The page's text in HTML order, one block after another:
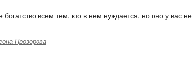
богатство всем тем, кто в нем нуждается, но оно у вас не
Прозорова